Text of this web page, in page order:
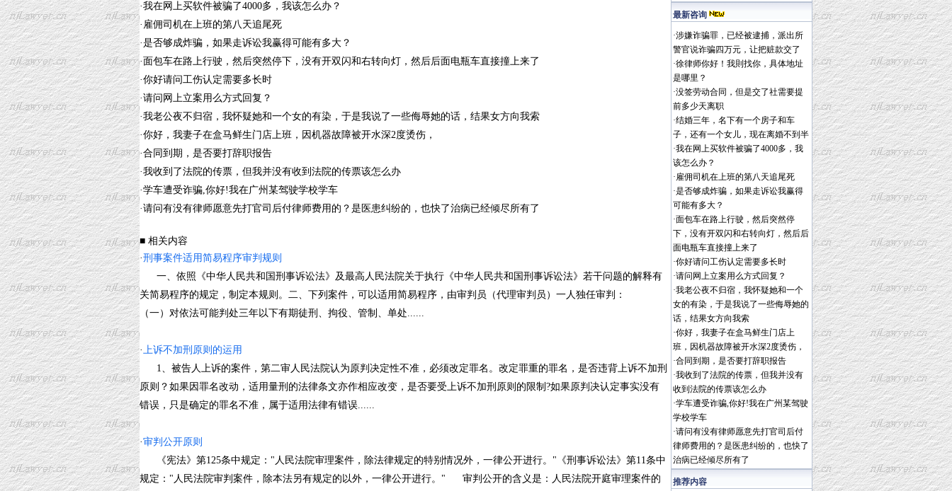
·我在网上买软件被骗了4000多，我该怎么办？
· 雇佣司机在上班的第八天追尾死
·是否够成炸骗，如果走诉讼我赢得可能有多大？
· 面包车在路上行驶，然后突然停下，没有开双闪和右转向灯，然后后面电瓶车直接撞上来了
·你好请问工伤认定需要多长时
·请问网上立案用么方式回复？
·我老公夜不归宿，我怀疑她和一个女的有染，于是我说了一些侮辱她的话，结果女方向我索
·你好，我妻子在盒马鲜生门店上班，因机器故障被开水深2度烫伤，
·合同到期，是否要打辞职报告
·我收到了法院的传票，但我并没有收到法院的传票该怎么办
·学车遭受诈骗,你好!我在广州某驾驶学校学车
·请问有没有律师愿意先打官司后付律师费用的？是医患纠纷的，也快了治病已经倾尽所有了
■ 相关内容
·刑事案件适用简易程序审判规则
一、依照《中华人民共和国刑事诉讼法》及最高人民法院关于执行《中华人民共和国刑事诉讼法》若干问题的解释有
关简易程序的规定，制定本规则。二、下列案件，可以适用简易程序，由审判员（代理审判员）一人独任审判：
（一）对依法可能判处三年以下有期徒刑、拘役、管制、单处......
·上诉不加刑原则的运用
1、被告人上诉的案件，第二审人民法院认为原判决定性不准，必须改定罪名。改定罪重的罪名，是否违背上诉不加刑
原则？如果因罪名改动，适用量刑的法律条文亦作相应改变，是否要受上诉不加刑原则的限制?如果原判决认定事实没有
错误，只是确定的罪名不准，属于适用法律有错误......
·审判公开原则
《宪法》第125条中规定："人民法院审理案件，除法律规定的特别情况外，一律公开进行。"《刑事诉讼法》第11条中
规定："人民法院审判案件，除本法另有规定的以外，一律公开进行。" 审判公开的含义是：人民法院开庭审理案件的
最新咨询
·涉嫌诈骗罪，已经被逮捕，派出所
警官说诈骗四万元，让把赃款交了
·徐律师你好！我則找你，具体地址
是哪里？
·没签劳动合同，但是交了社需要提
前多少天离职
·结婚三年，名下有一个房子和车
子，还有一个女儿，现在离婚不到半
·我在网上买软件被骗了4000多，我
该怎么办？
·雇佣司机在上班的第八天追尾死
·是否够成炸骗，如果走诉讼我赢得
可能有多大？
·面包车在路上行驶，然后突然停
下，没有开双闪和右转向灯，然后后
面电瓶车直接撞上来了
·你好请问工伤认定需要多长时
·请问网上立案用么方式回复？
·我老公夜不归宿，我怀疑她和一个
女的有染，于是我说了一些侮辱她的
话，结果女方向我索
·你好，我妻子在盒马鲜生门店上
班，因机器故障被开水深2度烫伤，
·合同到期，是否要打辞职报告
·我收到了法院的传票，但我并没有
收到法院的传票该怎么办
·学车遭受诈骗,你好!我在广州某驾驶
学校学车
·请问有没有律师愿意先打官司后付
律师费用的？是医患纠纷的，也快了
治病已经倾尽所有了
推荐内容